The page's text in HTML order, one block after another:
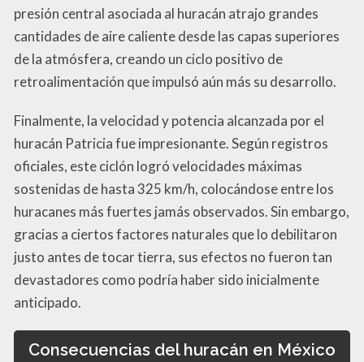
presión central asociada al huracán atrajo grandes
cantidades de aire caliente desde las capas superiores
de la atmósfera, creando un ciclo positivo de
retroalimentación que impulsó aún más su desarrollo.
Finalmente, la velocidad y potencia alcanzada por el
huracán Patricia fue impresionante. Según registros
oficiales, este ciclón logró velocidades máximas
sostenidas de hasta 325 km/h, colocándose entre los
huracanes más fuertes jamás observados. Sin embargo,
gracias a ciertos factores naturales que lo debilitaron
justo antes de tocar tierra, sus efectos no fueron tan
devastadores como podría haber sido inicialmente
anticipado.
Consecuencias del huracán en México